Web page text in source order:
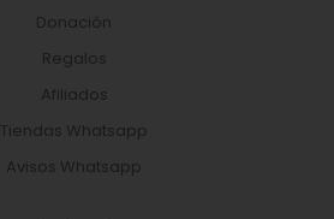
Donación
Regalos
Afiliados
Tiendas Whatsapp
Avisos Whatsapp